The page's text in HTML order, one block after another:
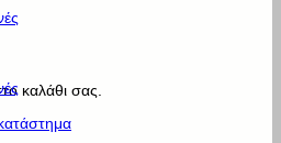
καλάθι σας.